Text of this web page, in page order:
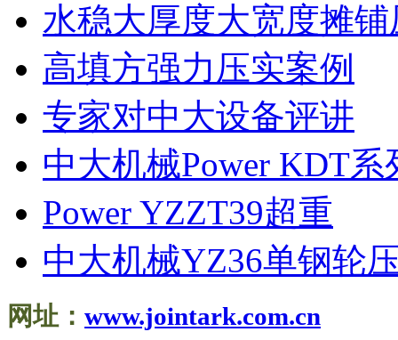
水稳大厚度大宽度摊
高填方强力压实案例
专家对中大设备评讲
中大机械Power KDT系
Power YZZT39超重
中大机械YZ36单钢轮
网址： www.jointark.com.cn